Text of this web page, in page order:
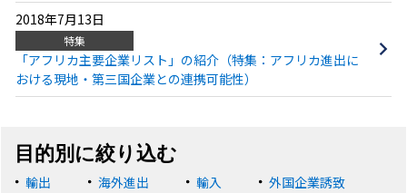
2018年7月13日
特集
「アフリカ主要企業リスト」の紹介（特集：アフリカ進出に
おける現地・第三国企業との連携可能性）
目的別に絞り込む
輸出 海外進出 輸入
外国企業誘致